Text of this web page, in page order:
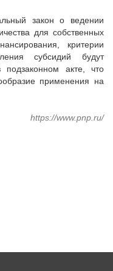
закон о ведении
для собственных
критерии
субсидий будут
акте, что
применения на
https://www.pnp.ru/